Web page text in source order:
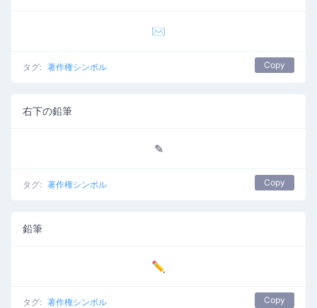
✉
タグ: 著作権シンボル Copy
右下の鉛筆
✎
タグ: 著作権シンボル Copy
鉛筆
✏
タグ: 著作権シンボル Copy